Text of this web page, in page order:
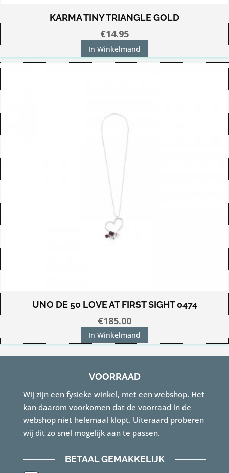
KARMA TINY TRIANGLE GOLD
€14.95
In Winkelmand
UNO DE 50 LOVE AT FIRST SIGHT 0474
€185.00
In Winkelmand
VOORRAAD
Wij zijn een fysieke winkel, met een webshop. Het
kan daarom voorkomen dat de voorraad in de
webshop niet helemaal klopt. Uiteraard proberen
wij dit zo snel mogelijk aan te passen.
BETAAL GEMAKKELIJK